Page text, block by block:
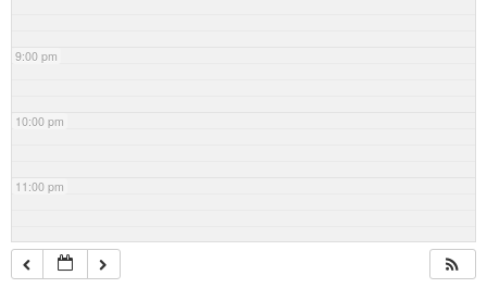
9:00 pm
10:00 pm
11:00 pm